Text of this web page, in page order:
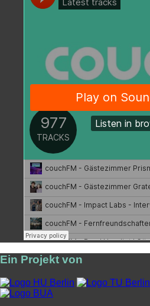
Ein Projekt von